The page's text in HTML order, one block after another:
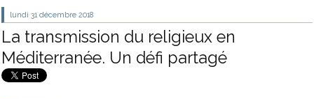
lundi 31 décembre 2018
La transmission du religieux en
Méditerranée. Un défi partagé